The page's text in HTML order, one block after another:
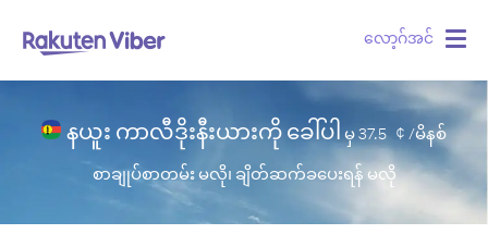
လော့ဂ်အင်
နယူး ကာလီဒိုးနီးယားကို ခေါ်ပါ မှ37.5 ¢ /မိနစ်
စာချုပ်စာတမ်း မလို၊ ချိတ်ဆက်ခပေးရန် မလို